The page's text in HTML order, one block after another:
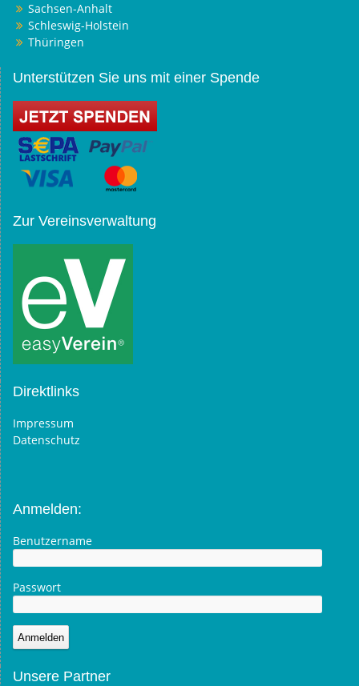
Sachsen-Anhalt
Schleswig-Holstein
Thüringen
Unterstützen Sie uns mit einer Spende
Zur Vereinsverwaltung
Direktlinks
Impressum
Datenschutz
Anmelden:
Benutzername
Passwort
Unsere Partner